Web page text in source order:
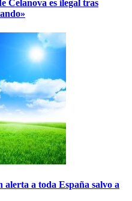
Celanova es ilegal tras
alerta a toda España salvo a